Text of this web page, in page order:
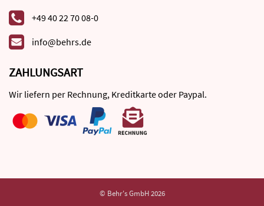
+49 40 22 70 08-0
info@behrs.de
ZAHLUNGSART
Wir liefern per Rechnung, Kreditkarte oder Paypal.
© Behr's GmbH 2026